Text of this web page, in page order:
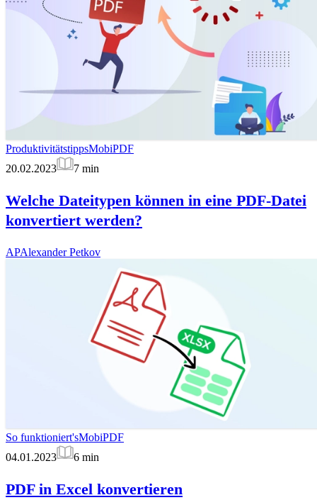
ProduktivitätstippsMobiPDF
20.02.2023
7 min
Welche Dateitypen können in eine PDF-Datei
konvertiert werden?
APAlexander Petkov
So funktioniert'sMobiPDF
04.01.2023
6 min
PDF in Excel konvertieren